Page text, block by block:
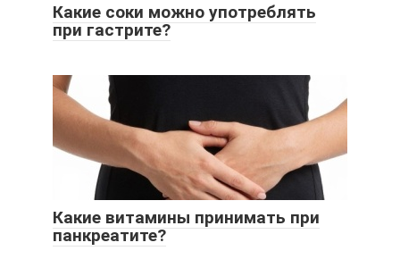
Какие соки можно употреблять
при гастрите?
Какие витамины принимать при
панкреатите?